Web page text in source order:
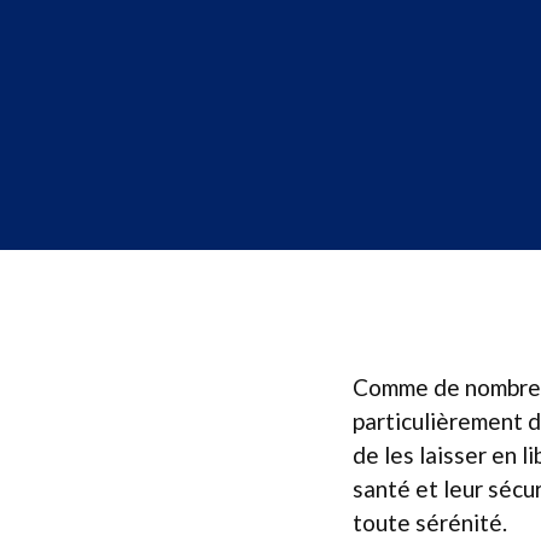
Comme de
particulièrement
de les laisser en
santé et leur
toute sérénité.